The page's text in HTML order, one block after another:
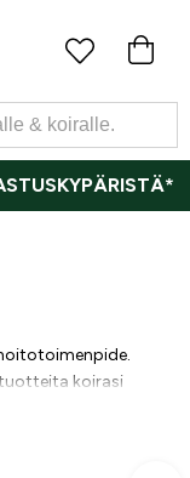
koirasi
kakkapussit.